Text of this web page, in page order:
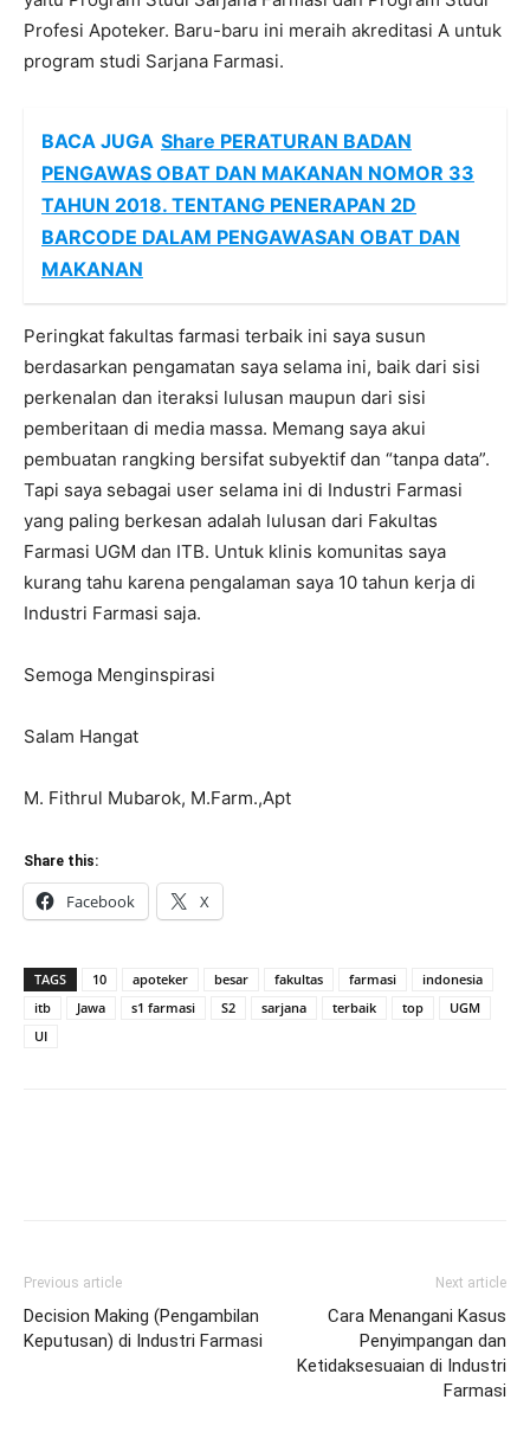
Profesi Apoteker. Baru-baru ini meraih akreditasi A untuk
program studi Sarjana Farmasi.
BACA JUGA Share PERATURAN BADAN
PENGAWAS OBAT DAN MAKANAN NOMOR 33
TAHUN 2018. TENTANG PENERAPAN 2D
BARCODE DALAM PENGAWASAN OBAT DAN
MAKANAN
Peringkat fakultas farmasi terbaik ini saya susun
berdasarkan pengamatan saya selama ini, baik dari sisi
perkenalan dan iteraksi lulusan maupun dari sisi
pemberitaan di media massa. Memang saya akui
pembuatan rangking bersifat subyektif dan “tanpa data”.
Tapi saya sebagai user selama ini di Industri Farmasi
yang paling berkesan adalah lulusan dari Fakultas
Farmasi UGM dan ITB. Untuk klinis komunitas saya
kurang tahu karena pengalaman saya 10 tahun kerja di
Industri Farmasi saja.
Semoga Menginspirasi
Salam Hangat
M. Fithrul Mubarok, M.Farm.,Apt
Share this:
Facebook X
TAGS 10 apoteker besar fakultas farmasi
indonesia
itb
Jawa s1 farmasi S2 sarjana terbaik top
UGM
UI
Previous article
Decision Making (Pengambilan
Keputusan) di Industri Farmasi
Next article
Cara Menangani Kasus
Penyimpangan dan
Ketidaksesuaian di Industri
Farmasi